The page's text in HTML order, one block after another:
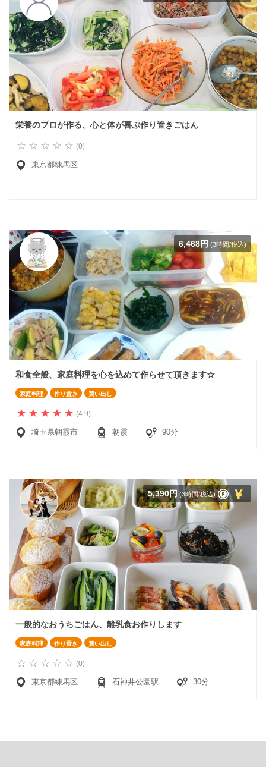
栄養のプロが作る、心と体が喜ぶ作り置きごはん
(0)
東京都練馬区
6,468円 (3時間/税込)
和食全般、家庭料理を心を込めて作らせて頂きます☆
家庭料理 作り置き 買い出し
(4.9)
埼玉県朝霞市 朝霞 90分
5,390円 (3時間/税込)
一般的なおうちごはん、離乳食お作りします
家庭料理 作り置き 買い出し
(0)
東京都練馬区 石神井公園駅 30分